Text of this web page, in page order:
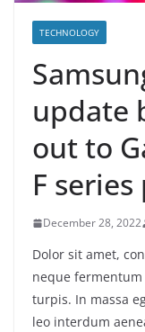
TECHNOLOGY
update
out to
F
December 28, 2022
Dolor sit amet,
neque
turpis. In massa
leo interdum